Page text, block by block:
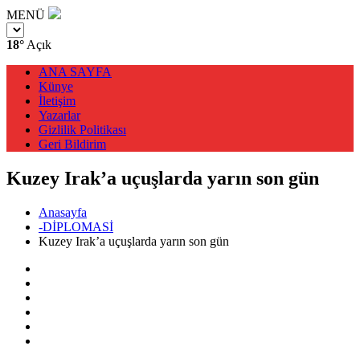
MENÜ
18° Açık
ANA SAYFA
Künye
İletişim
Yazarlar
Gizlilik Politikası
Geri Bildirim
Kuzey Irak’a uçuşlarda yarın son gün
Anasayfa
-DİPLOMASİ
Kuzey Irak’a uçuşlarda yarın son gün